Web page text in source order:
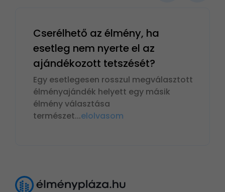
Cserélhető az élmény, ha
esetleg nem nyerte el az
ajándékozott tetszését?
Egy esetlegesen rosszul megválasztott
élményajándék helyett egy másik
élmény választása
természet...elolvasom